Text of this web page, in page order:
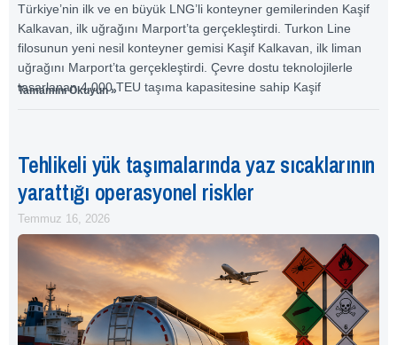
Türkiye’nin ilk ve en büyük LNG’li konteyner gemilerinden Kaşif
Kalkavan, ilk uğrağını Marport’ta gerçekleştirdi. Turkon Line
filosunun yeni nesil konteyner gemisi Kaşif Kalkavan, ilk liman
uğrağını Marport’ta gerçekleştirdi. Çevre dostu teknolojilerle
tasarlanan 4.000 TEU taşıma kapasitesine sahip Kaşif
Tamamını Okuyun »
Tehlikeli yük taşımalarında yaz sıcaklarının
yarattığı operasyonel riskler
Temmuz 16, 2026